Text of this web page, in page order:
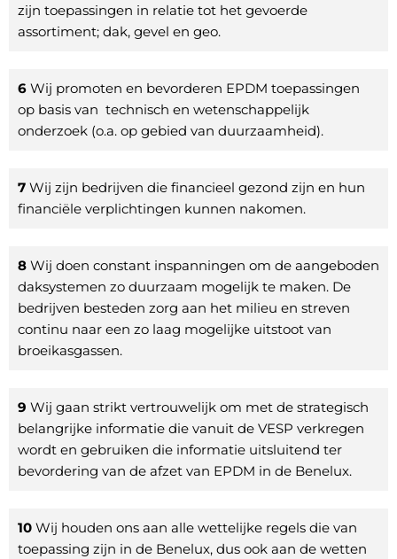
zijn toepassingen in relatie tot het gevoerde
assortiment; dak, gevel en geo.
6 Wij promoten en bevorderen EPDM toepassingen
op basis van technisch en wetenschappelijk
onderzoek (o.a. op gebied van duurzaamheid).
7 Wij zijn bedrijven die financieel gezond zijn en hun
financiële verplichtingen kunnen nakomen.
8 Wij doen constant inspanningen om de aangeboden
daksystemen zo duurzaam mogelijk te maken. De
bedrijven besteden zorg aan het milieu en streven
continu naar een zo laag mogelijke uitstoot van
broeikasgassen.
9 Wij gaan strikt vertrouwelijk om met de strategisch
belangrijke informatie die vanuit de VESP verkregen
wordt en gebruiken die informatie uitsluitend ter
bevordering van de afzet van EPDM in de Benelux.
10 Wij houden ons aan alle wettelijke regels die van
toepassing zijn in de Benelux, dus ook aan de wetten